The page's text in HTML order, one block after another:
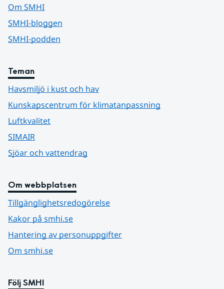
Om SMHI
SMHI-bloggen
SMHI-podden
Teman
Havsmiljö i kust och hav
Kunskapscentrum för klimatanpassning
Luftkvalitet
SIMAIR
Sjöar och vattendrag
Om webbplatsen
Tillgänglighetsredogörelse
Kakor på smhi.se
Hantering av personuppgifter
Om smhi.se
Följ SMHI